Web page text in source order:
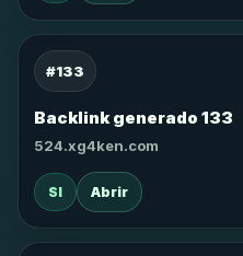
#133
Backlink generado 133
524.xg4ken.com
SI Abrir